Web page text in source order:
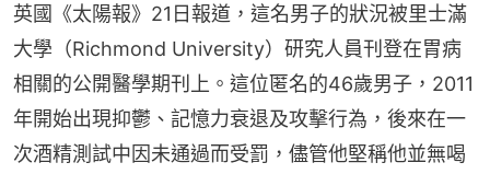
英國《太陽報》21日報道，這名男子的狀況被里士滿
大學（Richmond University）研究人員刊登在胃病
相關的公開醫學期刊上。這位匿名的46歲男子，2011
年開始出現抑鬱、記憶力衰退及攻擊行為，後來在一
次酒精測試中因未通過而受罰，儘管他堅稱他並無喝